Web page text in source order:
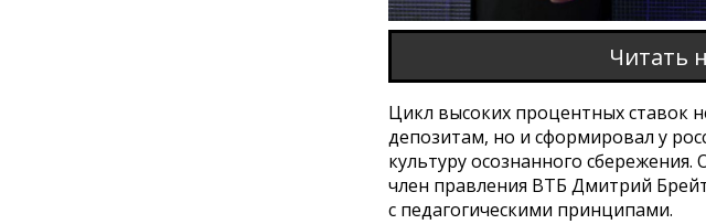
Читать
Цикл высоких процентных ставок
депозитам, но и сформировал у
культуру осознанного
член правления ВТБ Дмитрий
с педагогическими принципами.